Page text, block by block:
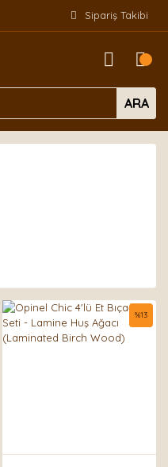
Sipariş Takibi
ARA
%13